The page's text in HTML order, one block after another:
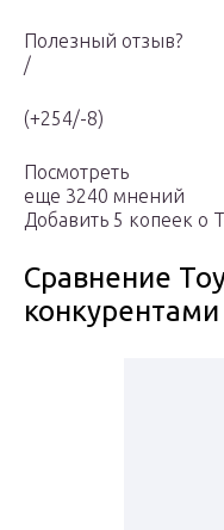
Полезный отзыв?
/
(+254/-8)
Посмотреть
еще 3240 мнений
Добавить 5 копеек о
Сравнение
конкурентами